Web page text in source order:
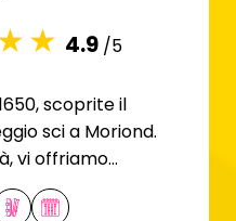
4.9 /5
scoprite il
sci a Moriond.
vi offriamo